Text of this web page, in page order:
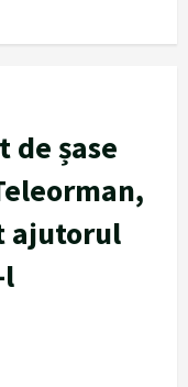
de șase
ajutorul
l